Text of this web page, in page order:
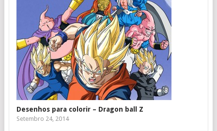
Desenhos para colorir – Dragon ball Z
Setembro 24, 2014